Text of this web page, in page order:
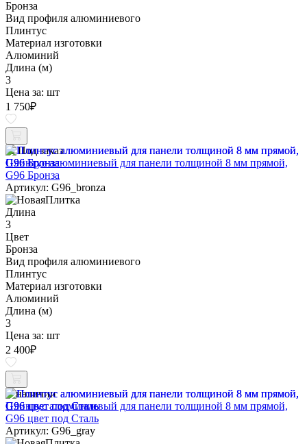
Бронза
Вид профиля алюминиевого
Плинтус
Материал изготовки
Алюминий
Длина (м)
3
Цена за: шт
1 750₽
Под заказ
Плинтус алюминиевый для панели толщиной 8 мм прямой,
G96 Бронза
Артикул: G96_bronza
Длина
3
Цвет
Бронза
Вид профиля алюминиевого
Плинтус
Материал изготовки
Алюминий
Длина (м)
3
Цена за: шт
2 400₽
В наличии
Плинтус алюминиевый для панели толщиной 8 мм прямой,
G96 цвет под Сталь
Артикул: G96_gray